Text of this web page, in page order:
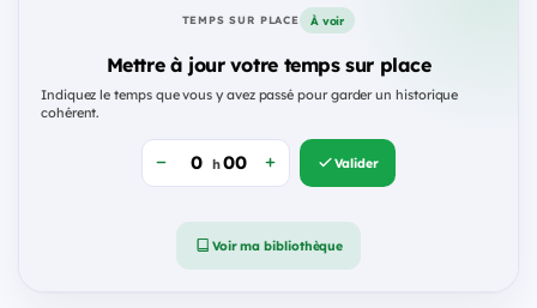
TEMPS SUR PLACE À voir
Mettre à jour votre temps sur place
Indiquez le temps que vous y avez passé pour garder un historique
cohérent.
h Valider
Voir ma bibliothèque